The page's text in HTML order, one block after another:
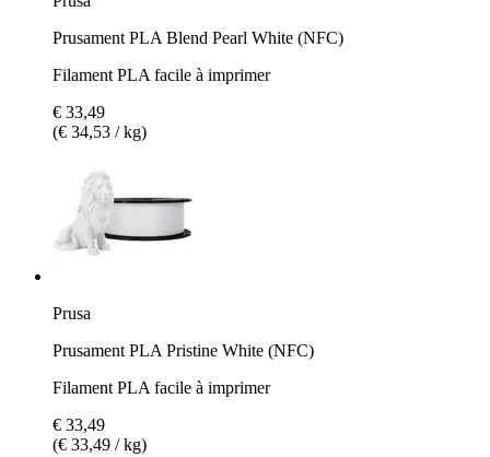
Prusament PLA Blend Pearl White (NFC)
Filament PLA facile à imprimer
€ 33,49
(€ 34,53 / kg)
Prusa
Prusament PLA Pristine White (NFC)
Filament PLA facile à imprimer
€ 33,49
(€ 33,49 / kg)